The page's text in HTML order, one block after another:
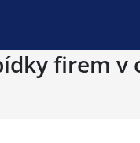
firem v